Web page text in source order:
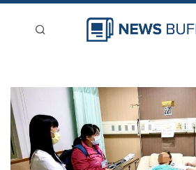
新聞稿分類
登入
刊登